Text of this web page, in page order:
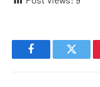
Facebook